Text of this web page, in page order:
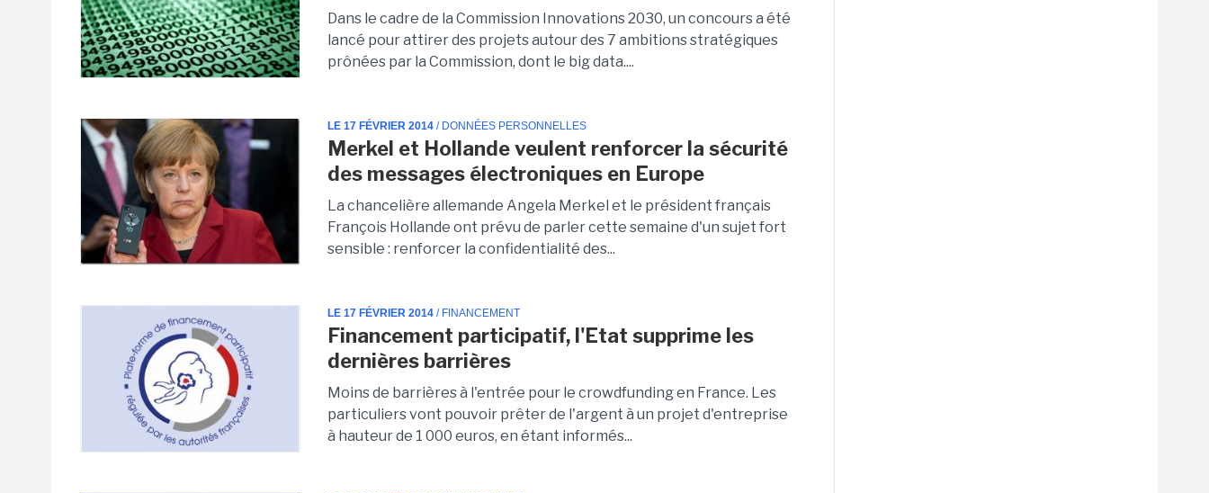
Dans le cadre de la Commission Innovations 2030, un concours a été
lancé pour attirer des projets autour des 7 ambitions stratégiques
prônées par la Commission, dont le big data....
LE 17 FÉVRIER 2014 / DONNÉES PERSONNELLES
Merkel et Hollande veulent renforcer la sécurité
des messages électroniques en Europe
La chancelière allemande Angela Merkel et le président français
François Hollande ont prévu de parler cette semaine d'un sujet fort
sensible : renforcer la confidentialité des...
LE 17 FÉVRIER 2014 / FINANCEMENT
Financement participatif, l'Etat supprime les
dernières barrières
Moins de barrières à l'entrée pour le crowdfunding en France. Les
particuliers vont pouvoir prêter de l'argent à un projet d'entreprise
à hauteur de 1 000 euros, en étant informés...